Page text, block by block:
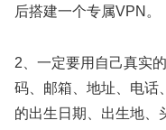
后搭建一个专属VPN。
2、一定要用自己真实
码、邮箱、地址、电话
的出生日期、出生地、